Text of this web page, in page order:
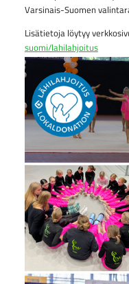
Varsinais-Suomen
Lisätietoja löytyy
suomi/lahilahjoitus